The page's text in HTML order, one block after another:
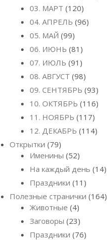
03. МАРТ (120)
04. АПРЕЛЬ (96)
05. МАЙ (99)
06. ИЮНЬ (81)
07. ИЮЛЬ (91)
08. АВГУСТ (98)
09. СЕНТЯБРЬ (93)
10. ОКТЯБРЬ (116)
11. НОЯБРЬ (117)
12. ДЕКАБРЬ (114)
Открытки (79)
Именины (52)
На каждый день (14)
Праздники (11)
Полезные странички (164)
Животные (4)
Заговоры (23)
Праздники (76)